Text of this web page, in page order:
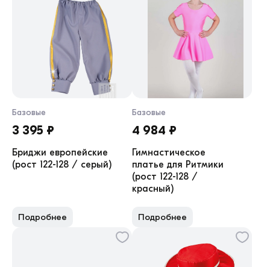
Базовые
3 395 ₽
Бриджи европейские
(рост 122-128 / серый)
Подробнее
Базовые
4 984 ₽
Гимнастическое
платье для Ритмики
(рост 122-128 /
красный)
Подробнее